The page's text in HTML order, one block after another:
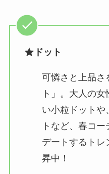
ドット
可憐さと上品さ
ト」。大人の
い小粒ドットや
トなど、春コ
デートするトレ
昇中！